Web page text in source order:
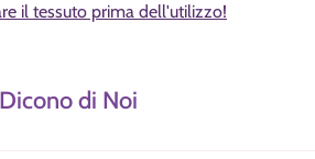
il tessuto prima dell'utilizzo!
Dicono di Noi